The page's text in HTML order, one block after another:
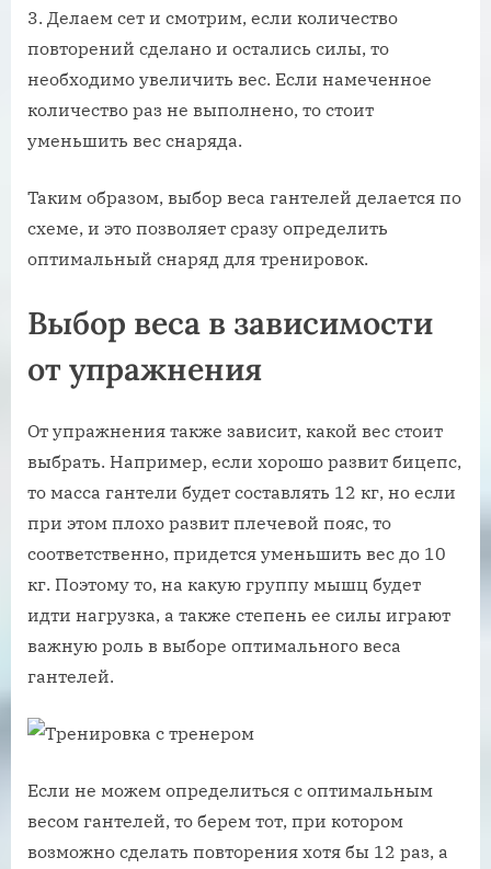
Делаем сет и смотрим, если количество
повторений сделано и остались силы, то
необходимо увеличить вес. Если намеченное
количество раз не выполнено, то стоит
уменьшить вес снаряда.
Таким образом, выбор веса гантелей делается по
схеме, и это позволяет сразу определить
оптимальный снаряд для тренировок.
Выбор веса в зависимости
от упражнения
От упражнения также зависит, какой вес стоит
выбрать. Например, если хорошо развит бицепс,
то масса гантели будет составлять 12 кг, но если
при этом плохо развит плечевой пояс, то
соответственно, придется уменьшить вес до 10
кг. Поэтому то, на какую группу мышц будет
идти нагрузка, а также степень ее силы играют
важную роль в выборе оптимального веса
гантелей.
Если не можем определиться с оптимальным
весом гантелей, то берем тот, при котором
возможно сделать повторения хотя бы 12 раз, а